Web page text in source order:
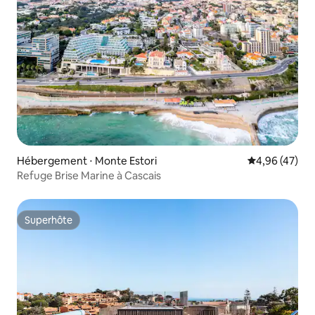
Hébergement ⋅ Monte Estori Évaluation
4,96 (47)
Refuge Brise Marine à Cascais
Superhôte
Superhôte